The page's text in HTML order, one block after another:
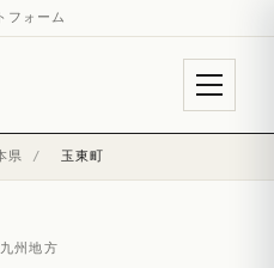
フォーム
県 / 玉東町
州地方